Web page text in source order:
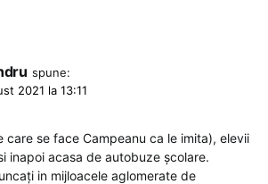
spune:
2021 la 13:11
care se face Campeanu ca le imita), elevii
inapoi acasa de autobuze școlare.
in mijloacele aglomerate de